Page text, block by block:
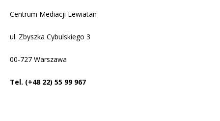
Centrum Mediacji Lewiatan
ul. Zbyszka Cybulskiego 3
00-727 Warszawa
Tel. (+48 22) 55 99 967